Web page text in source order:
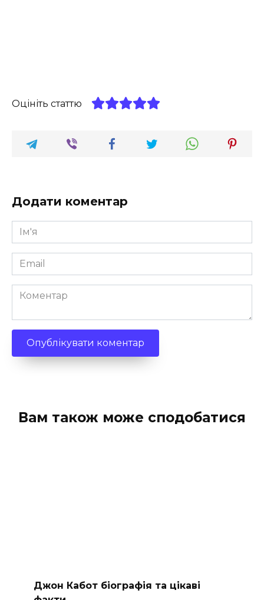
Оцініть статтю
Додати коментар
Ім'я
*
Email
*
Коментар
Вам також може сподобатися
Джон Кабот біографія та цікаві